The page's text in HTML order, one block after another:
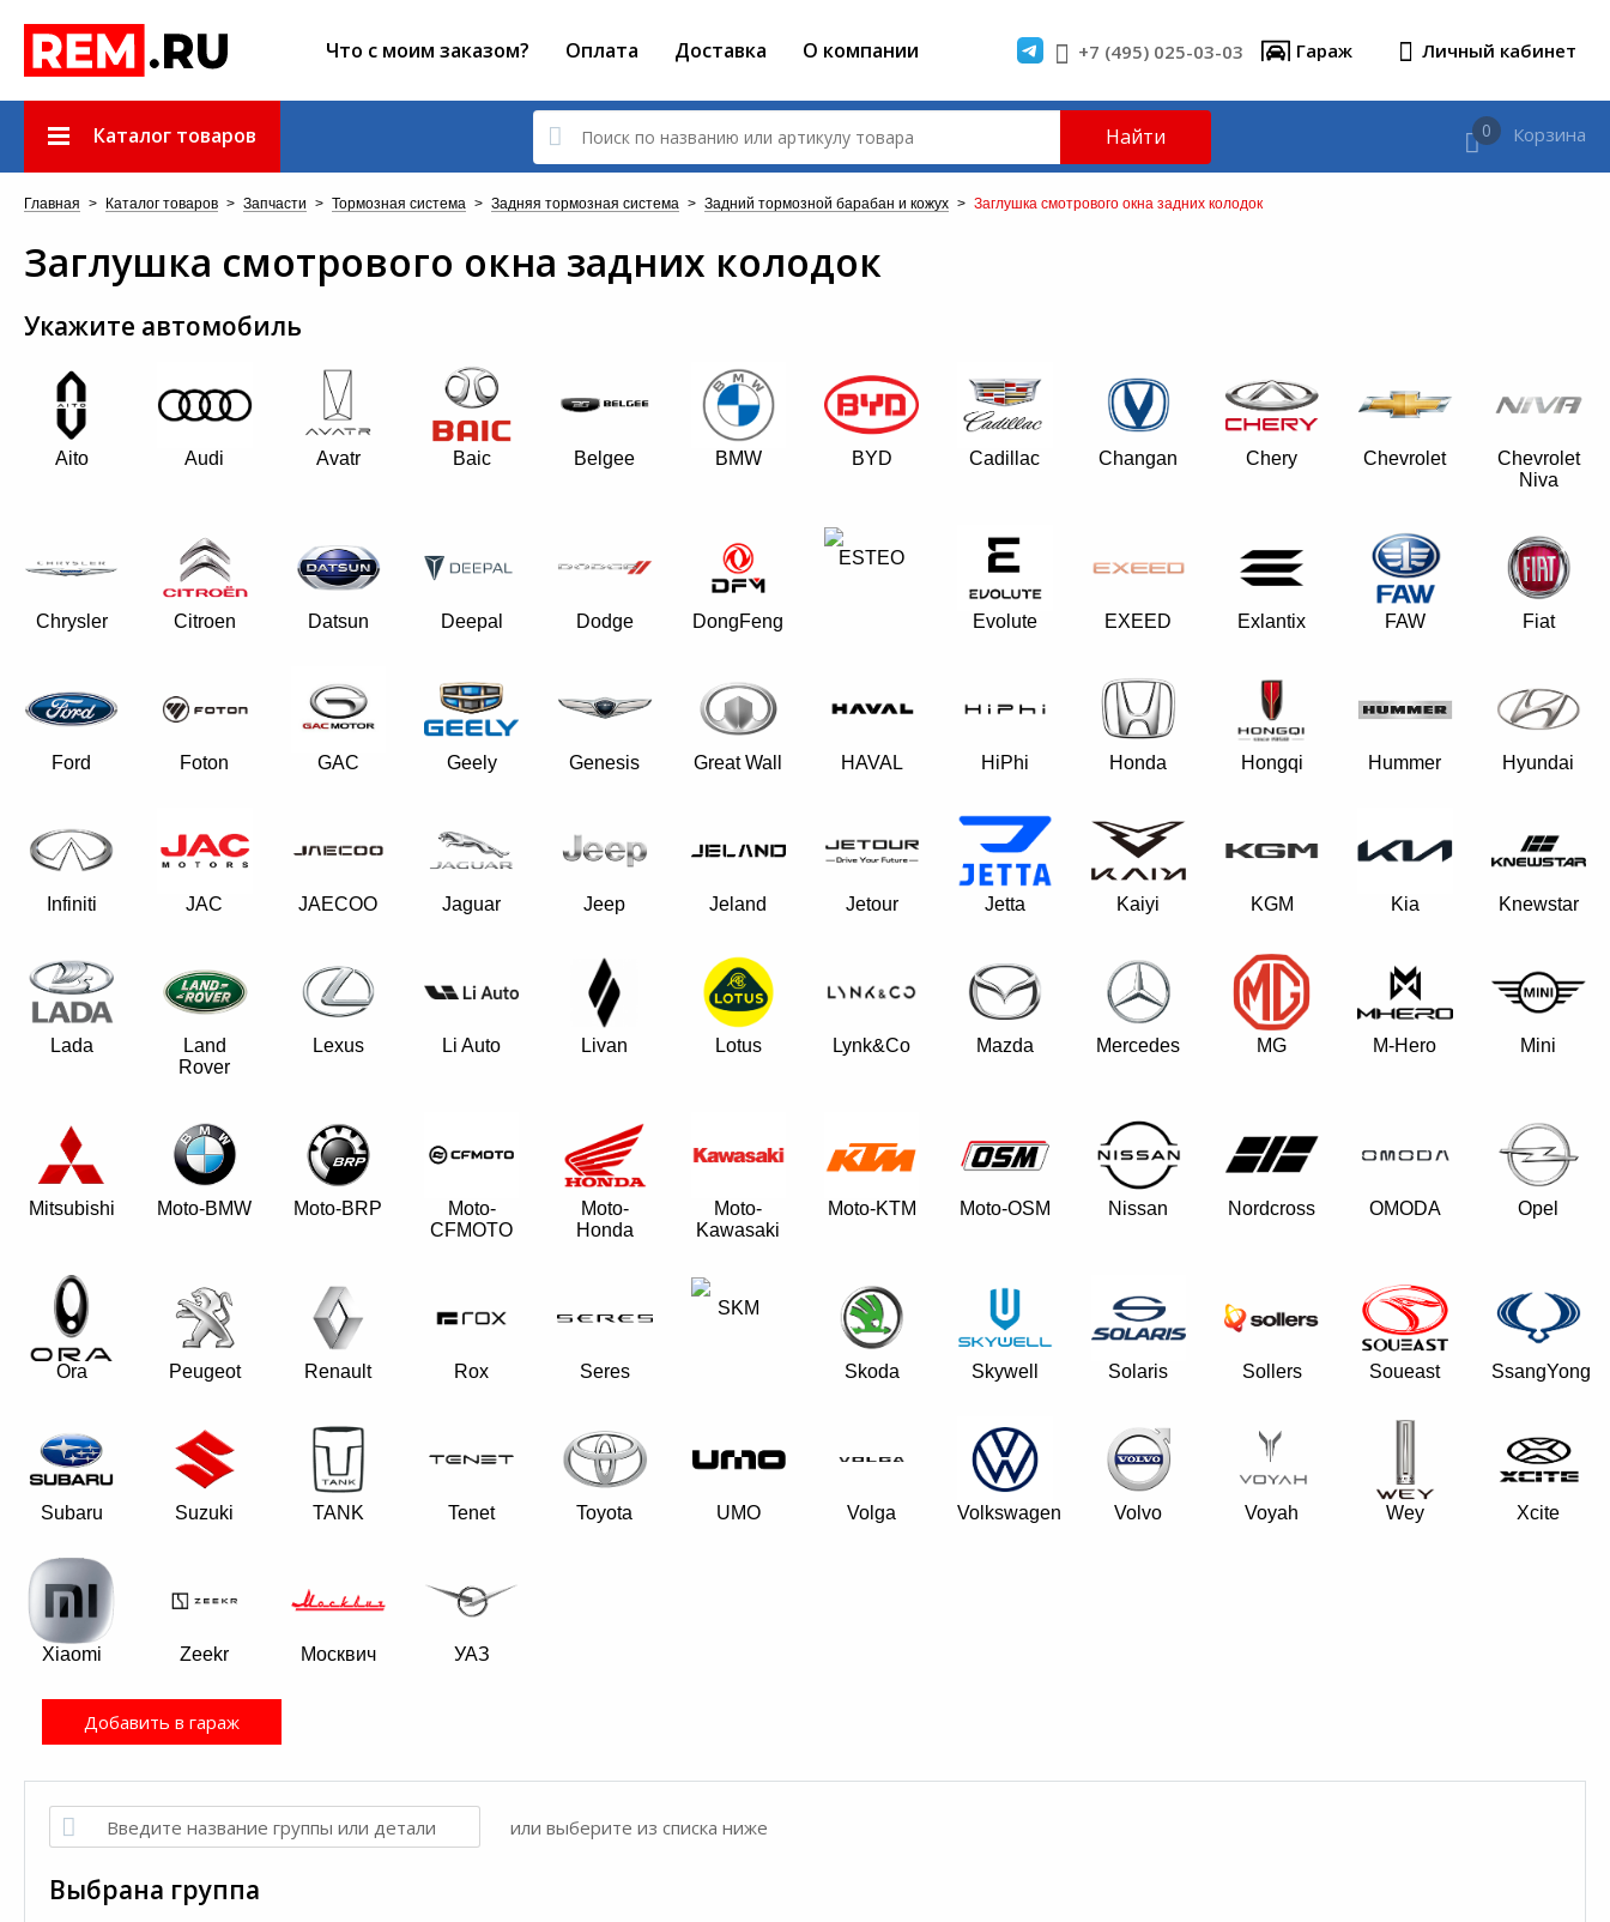
Что с моим заказом? Оплата Доставка О компании +7 (495) 025-03-03 Гараж Личный кабинет
Каталог товаров Найти 0 Корзина
Главная > Каталог товаров > Запчасти > Тормозная система > Задняя тормозная система > Задний тормозной барабан и кожух > Заглушка смотрового окна задних колодок
Заглушка смотрового окна задних колодок
Укажите автомобиль
Aito Audi Avatr Baic Belgee BMW BYD Cadillac Changan Chery Chevrolet
Chevrolet
Niva
Chrysler Citroen Datsun Deepal Dodge DongFeng
ESTEO
Evolute EXEED Exlantix FAW Fiat
Ford Foton GAC Geely Genesis Great Wall HAVAL HiPhi Honda Hongqi Hummer Hyundai
Infiniti JAC JAECOO Jaguar Jeep Jeland Jetour Jetta Kaiyi KGM Kia Knewstar
Lada
Land
Rover
Lexus Li Auto Livan Lotus Lynk&Co Mazda Mercedes MG M-Hero Mini
Mitsubishi Moto-BMW Moto-BRP
Moto-
CFMOTO
Moto-
Honda
Moto-
Kawasaki
Moto-KTM Moto-OSM Nissan Nordcross OMODA Opel
Ora Peugeot Renault Rox Seres
SKM
Skoda Skywell Solaris Sollers Soueast SsangYong
Subaru Suzuki TANK Tenet Toyota UMO Volga Volkswagen Volvo Voyah Wey Xcite
Xiaomi Zeekr Москвич УАЗ
Добавить в гараж
или выберите из списка ниже
Выбрана группа